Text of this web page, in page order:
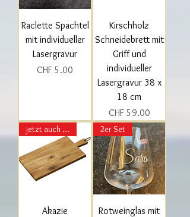
Raclette Spachtel
mit individueller
Lasergravur
Preis
CHF 5.00
Kirschholz
Schneidebrett mit
Griff und
individueller
Lasergravur 38 x
18 cm
Preis
CHF 59.00
jetzt auch in gross!
Akazie
2er Set
Rotweinglas mit